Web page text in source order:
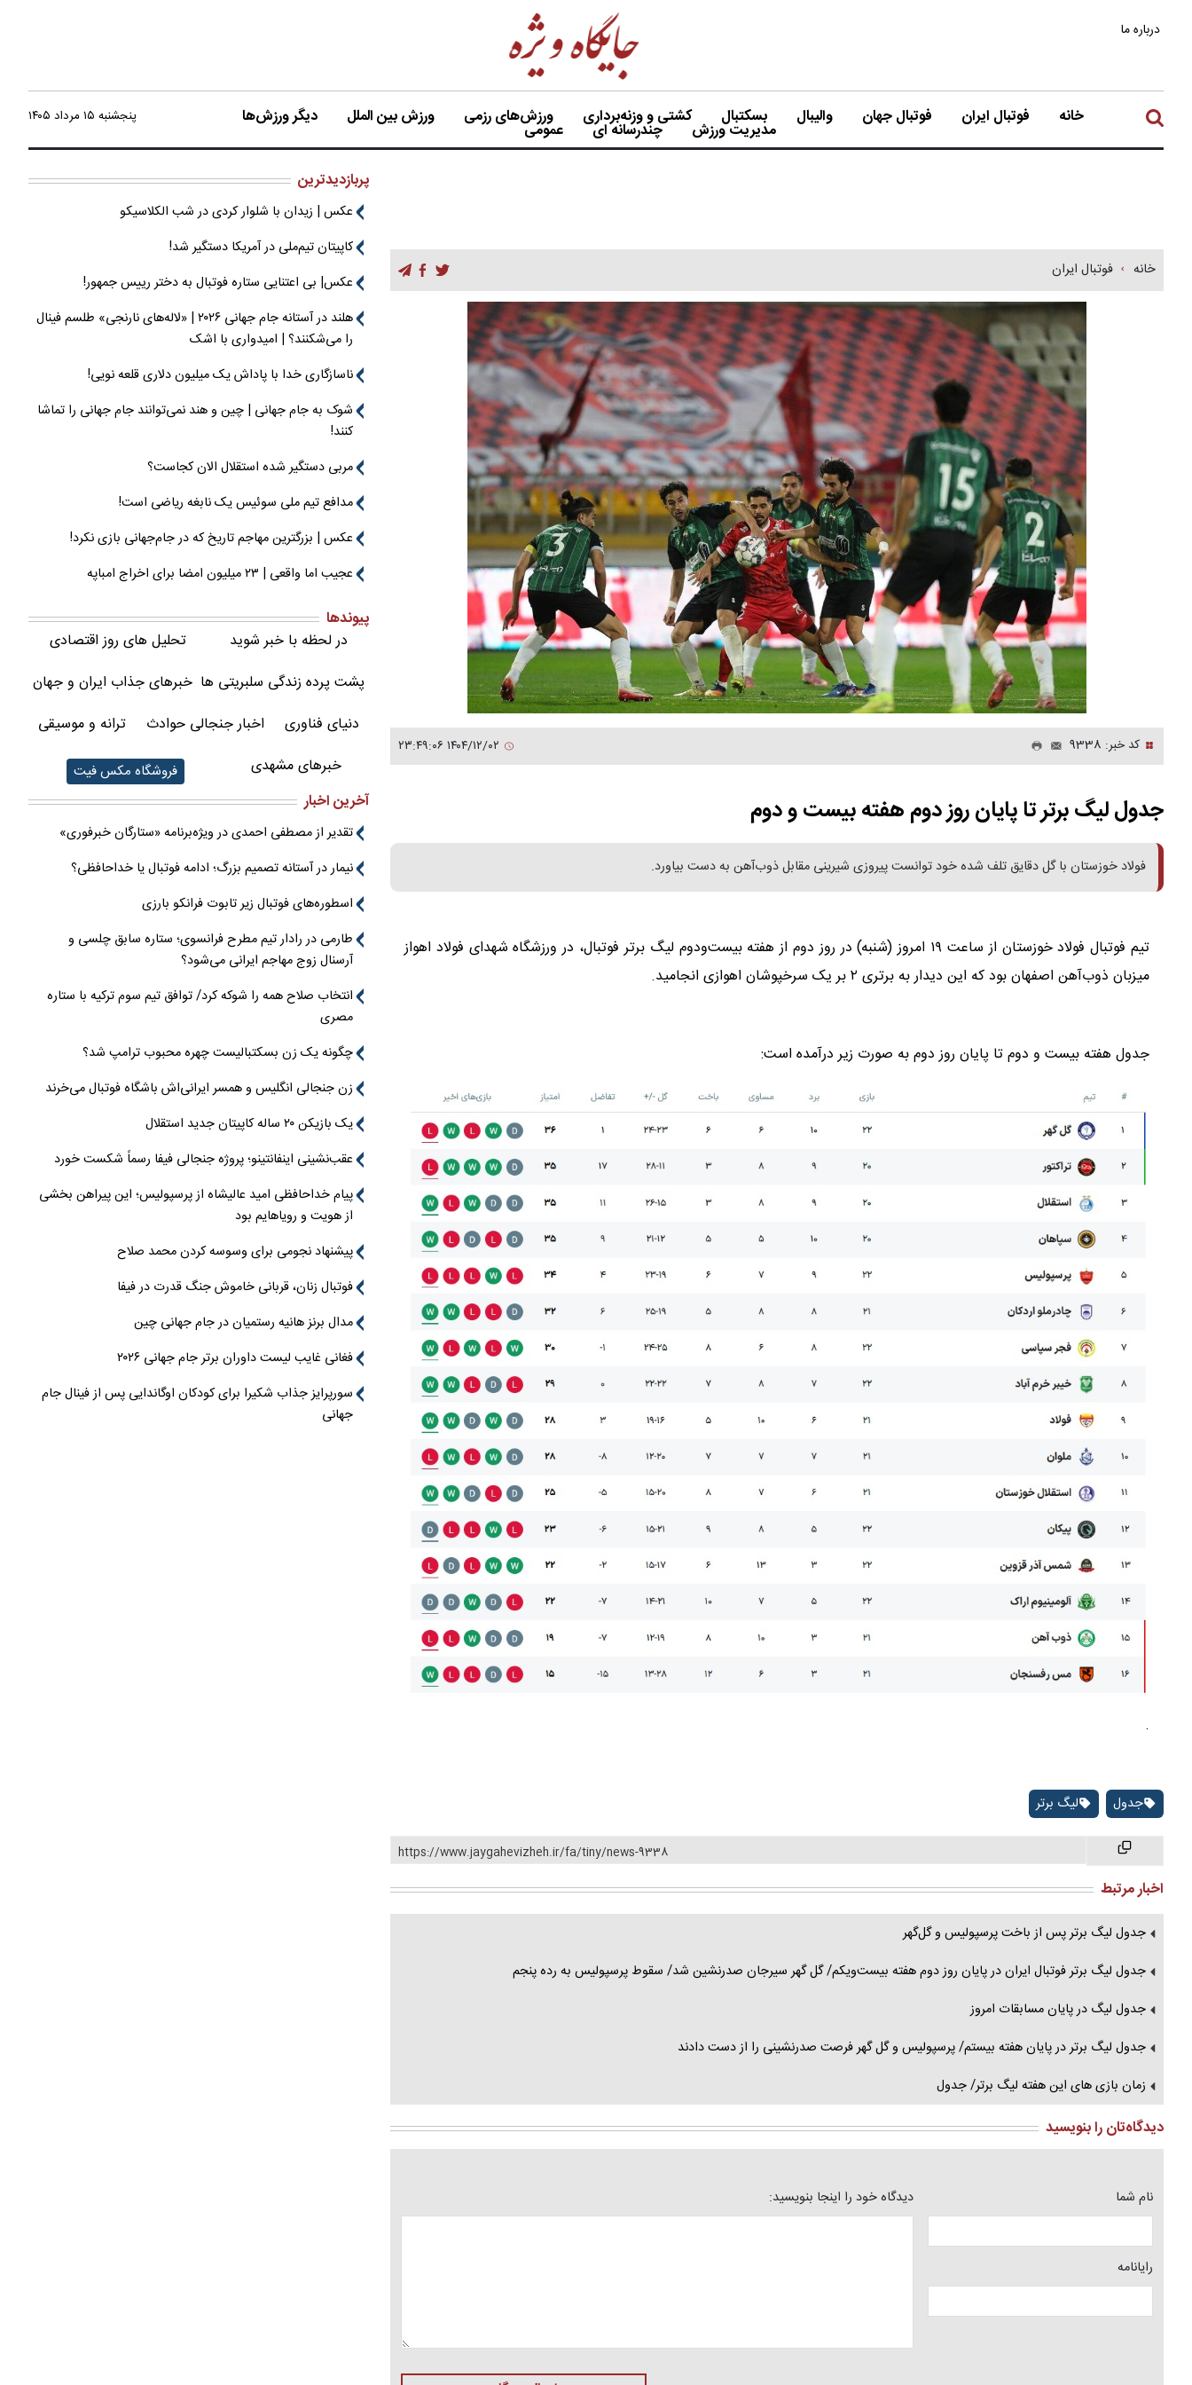
درباره ما
خانه فوتبال ایران فوتبال جهان والیبال بسکتبال کشتی و وزنه‌برداری ورزش‌های رزمی ورزش بین الملل دیگر ورزش‌ها
مدیریت ورزش چندرسانه ای عمومی
پنجشنبه ۱۵ مرداد ۱۴۰۵
خانه فوتبال ایران
کد خبر: 9338
جدول لیگ برتر تا پایان روز دوم هفته بیست و دوم
فولاد خوزستان با گل دقایق تلف شده خود توانست پیروزی شیرینی مقابل ذوب‌آهن به دست بیاورد.
تیم فوتبال فولاد خوزستان از ساعت ۱۹ امروز (شنبه) در روز دوم از هفته بیست‌ودوم لیگ برتر فوتبال، در ورزشگاه شهدای فولاد اهواز
میزبان ذوب‌آهن اصفهان بود که این دیدار به برتری ۲ بر یک سرخپوشان اهوازی انجامید.
جدول هفته بیست و دوم تا پایان روز دوم به صورت زیر درآمده است:
.
جدول لیگ برتر
https://www.jaygahevizheh.ir/fa/tiny/news-9338
اخبار مرتبط
جدول لیگ برتر پس از باخت پرسپولیس و گل‌گهر
جدول لیگ برتر فوتبال ایران در پایان روز دوم هفته بیست‌ویکم/ گل گهر سیرجان صدرنشین شد/ سقوط پرسپولیس به رده پنجم
جدول لیگ در پایان مسابقات امروز
جدول لیگ برتر در پایان هفته بیستم/ پرسپولیس و گل گهر فرصت صدرنشینی را از دست دادند
زمان بازی های این هفته لیگ برتر/ جدول
دیدگاه‌تان را بنویسید
نام شما
رایانامه
دیدگاه خود را اینجا بنویسید:
پربازدیدترین
عکس | زیدان با شلوار کردی در شب الکلاسیکو
کاپیتان تیم‌ملی در آمریکا دستگیر شد!
عکس| بی اعتنایی ستاره فوتبال به دختر رییس جمهور!
هلند در آستانه جام جهانی ۲۰۲۶ | «لاله‌های نارنجی» طلسم فینال
را می‌شکنند؟ | امیدواری با اشک
ناسازگاری خدا با پاداش یک میلیون دلاری قلعه نویی!
شوک به جام جهانی | چین و هند نمی‌توانند جام جهانی را تماشا
کنند!
مربی دستگیر شده استقلال الان کجاست؟
مدافع تیم ملی سوئیس یک نابغه ریاضی است!
عکس | بزرگترین مهاجم تاریخ که در جام‌جهانی بازی نکرد!
عجیب اما واقعی | ۲۳ میلیون امضا برای اخراج امباپه
پیوندها
در لحظه با خبر شوید
تحلیل های روز اقتصادی
پشت پرده زندگی سلبریتی ها خبرهای جذاب ایران و جهان
دنیای فناوری
اخبار جنجالی حوادث
ترانه و موسیقی
خبرهای مشهدی
فروشگاه مکس فیت
آخرین اخبار
تقدیر از مصطفی احمدی در ویژه‌برنامه «ستارگان خبرفوری»
نیمار در آستانه تصمیم بزرگ؛ ادامه فوتبال یا خداحافظی؟
اسطوره‌های فوتبال زیر تابوت فرانکو بارزی
طارمی در رادار تیم مطرح فرانسوی؛ ستاره سابق چلسی و
آرسنال زوج مهاجم ایرانی می‌شود؟
انتخاب صلاح همه را شوکه کرد/ توافق تیم سوم ترکیه با ستاره
مصری
چگونه یک زن بسکتبالیست چهره محبوب ترامپ شد؟
زن جنجالی انگلیس و همسر ایرانی‌اش باشگاه فوتبال می‌خرند
یک بازیکن ۲۰ ساله کاپیتان جدید استقلال
عقب‌نشینی اینفانتینو؛ پروژه جنجالی فیفا رسماً شکست خورد
پیام خداحافظی امید عالیشاه از پرسپولیس؛ این پیراهن بخشی
از هویت و رویاهایم بود
پیشنهاد نجومی برای وسوسه کردن محمد صلاح
فوتبال زنان، قربانی خاموش جنگ قدرت در فیفا
مدال برنز هانیه رستمیان در جام جهانی چین
فغانی غایب لیست داوران برتر جام جهانی ۲۰۲۶
سورپرایز جذاب شکیرا برای کودکان اوگاندایی پس از فینال جام
جهانی